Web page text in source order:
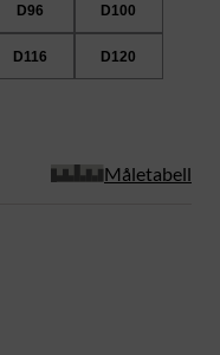
D96 D100
D116 D120
Måletabell